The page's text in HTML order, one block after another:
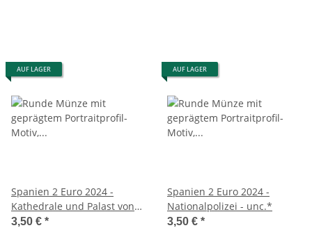
AUF LAGER
Spanien 2 Euro 2024 -
Kathedrale und Palast von
Sevilla - unc.*
3,50 € *
AUF LAGER
Spanien 2 Euro 2024 -
Nationalpolizei - unc.*
3,50 € *